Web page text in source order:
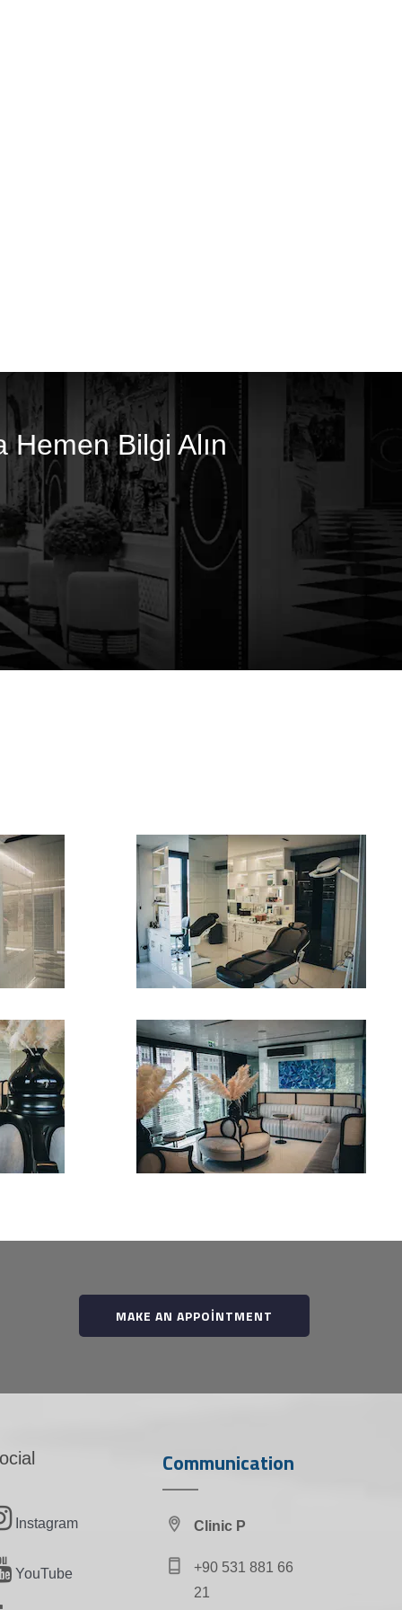
Bilgi Alın
MAKE AN APPOINTMENT
Instagram
YouTube
Communication
Clinic P
+90 531 881 66
21